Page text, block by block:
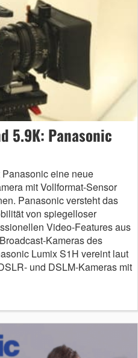
5.9K: Panasonic
eine neue
mit Vollformat-Sensor
Panasonic versteht das
von spiegelloser
Video-Features aus
Kameras des
Lumix S1H vereint laut
und DSLM-Kameras mit